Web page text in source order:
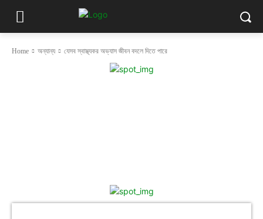
Home অন্যান্য যেসব স্বাস্থ্যকর অভ্যাস জীবন বদলে দিতে পারে